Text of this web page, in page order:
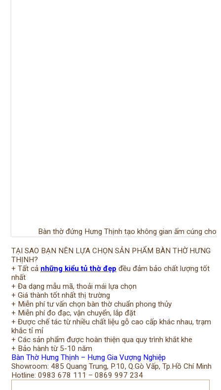
Bàn thờ đứng Hưng Thịnh tạo không gian ấm cúng cho
TẠI SAO BẠN NÊN LỰA CHỌN SẢN PHẨM BÀN THỜ HƯNG
THỊNH?
+ Tất cả những kiểu tủ thờ đẹp đều đảm bảo chất lượng tốt
nhất ️
+ Đa dạng mẫu mã, thoải mái lựa chọn ️
+ Giá thành tốt nhất thị trường ️
+ Miễn phí tư vấn chọn bàn thờ chuẩn phong thủy ️
+ Miễn phí đo đạc, vận chuyển, lắp đặt ️
+ Được chế tác từ nhiều chất liệu gỗ cao cấp khác nhau, trạm
khắc tỉ mỉ ️
+ Các sản phẩm được hoàn thiện qua quy trình khắt khe ️
+ Bảo hành từ 5-10 năm
Bàn Thờ Hưng Thịnh – Hưng Gia Vượng Nghiệp
Showroom: 485 Quang Trung, P.10, Q.Gò Vấp, Tp.Hồ Chí Minh
Hotline: 0983 678 111 – 0869 997 234